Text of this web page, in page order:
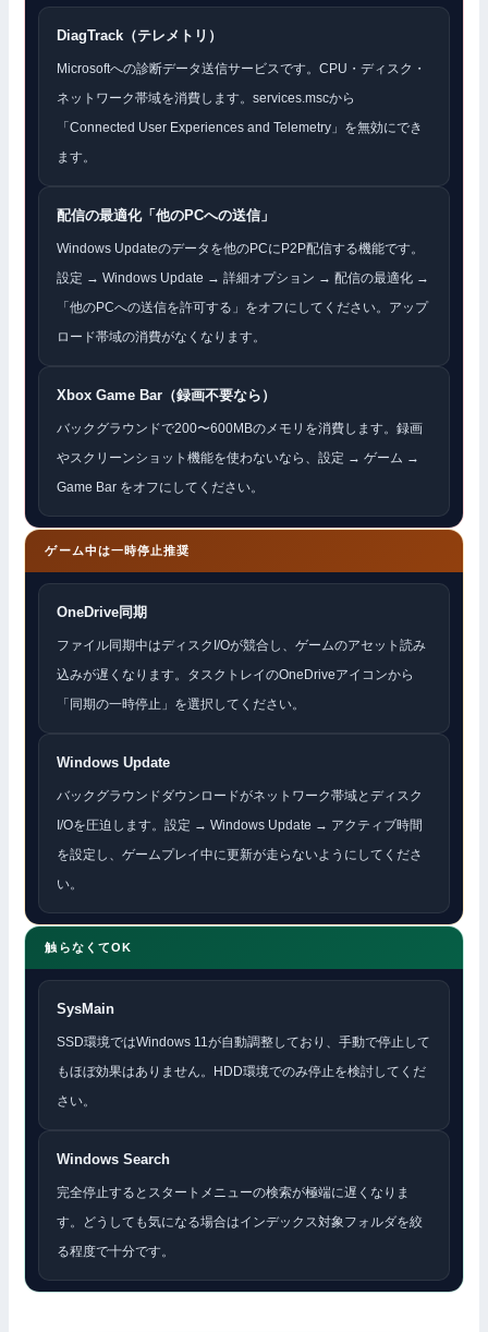
DiagTrack（テレメトリ）
Microsoftへの診断データ送信サービスです。CPU・ディスク・
ネットワーク帯域を消費します。services.mscから
「Connected User Experiences and Telemetry」を無効にでき
ます。
配信の最適化「他のPCへの送信」
Windows Updateのデータを他のPCにP2P配信する機能です。
設定 → Windows Update → 詳細オプション → 配信の最適化 →
「他のPCへの送信を許可する」をオフにしてください。アップ
ロード帯域の消費がなくなります。
Xbox Game Bar（録画不要なら）
バックグラウンドで200〜600MBのメモリを消費します。録画
やスクリーンショット機能を使わないなら、設定 → ゲーム →
Game Bar をオフにしてください。
ゲーム中は一時停止推奨
OneDrive同期
ファイル同期中はディスクI/Oが競合し、ゲームのアセット読み
込みが遅くなります。タスクトレイのOneDriveアイコンから
「同期の一時停止」を選択してください。
Windows Update
バックグラウンドダウンロードがネットワーク帯域とディスク
I/Oを圧迫します。設定 → Windows Update → アクティブ時間
を設定し、ゲームプレイ中に更新が走らないようにしてくださ
い。
触らなくてOK
SysMain
SSD環境ではWindows 11が自動調整しており、手動で停止して
もほぼ効果はありません。HDD環境でのみ停止を検討してくだ
さい。
Windows Search
完全停止するとスタートメニューの検索が極端に遅くなりま
す。どうしても気になる場合はインデックス対象フォルダを絞
る程度で十分です。